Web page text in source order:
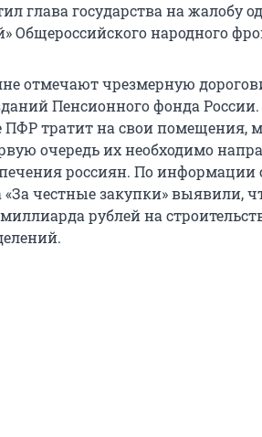
глава государства на жалобу
Общероссийского народного
отмечают чрезмерную
Пенсионного фонда
ПФР тратит на свои помещения,
очередь их необходимо
россиян. По информации
честные закупки» выявили,
рублей на